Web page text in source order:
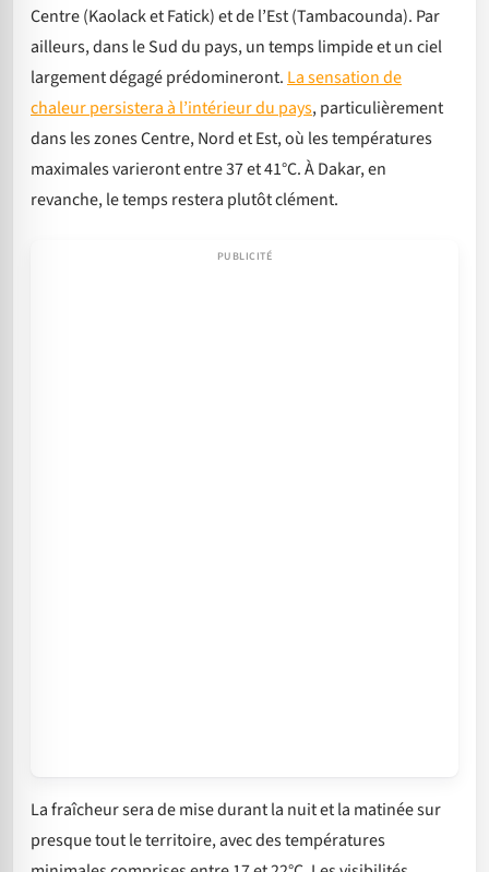
Centre (Kaolack et Fatick) et de l’Est (Tambacounda). Par
ailleurs, dans le Sud du pays, un temps limpide et un ciel
largement dégagé prédomineront. La sensation de
chaleur persistera à l’intérieur du pays, particulièrement
dans les zones Centre, Nord et Est, où les températures
maximales varieront entre 37 et 41°C. À Dakar, en
revanche, le temps restera plutôt clément.
La fraîcheur sera de mise durant la nuit et la matinée sur
presque tout le territoire, avec des températures